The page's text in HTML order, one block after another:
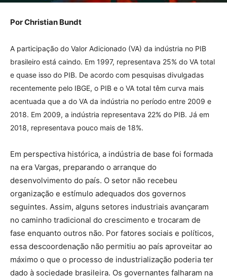
Por Christian Bundt
A participação do Valor Adicionado (VA) da indústria no PIB
brasileiro está caindo. Em 1997, representava 25% do VA total
e quase isso do PIB. De acordo com pesquisas divulgadas
recentemente pelo IBGE, o PIB e o VA total têm curva mais
acentuada que a do VA da indústria no período entre 2009 e
2018. Em 2009, a indústria representava 22% do PIB. Já em
2018, representava pouco mais de 18%.
Em perspectiva histórica, a indústria de base foi formada
na era Vargas, preparando o arranque do
desenvolvimento do país. O setor não recebeu
organização e estímulo adequados dos governos
seguintes. Assim, alguns setores industriais avançaram
no caminho tradicional do crescimento e trocaram de
fase enquanto outros não. Por fatores sociais e políticos,
essa descoordenação não permitiu ao país aproveitar ao
máximo o que o processo de industrialização poderia ter
dado à sociedade brasileira. Os governantes falharam na